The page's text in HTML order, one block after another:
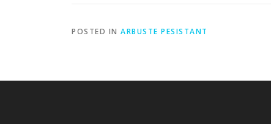
POSTED IN ARBUSTE PESISTANT